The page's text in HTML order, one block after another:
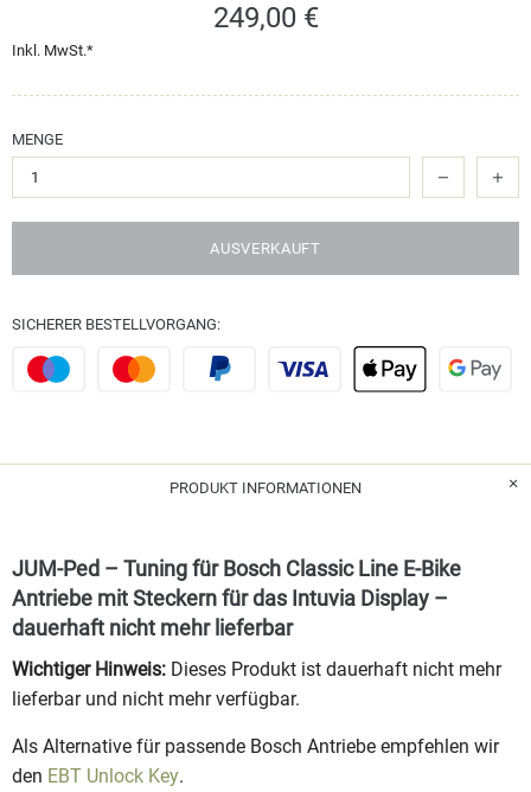
249,00 €
Inkl. MwSt.*
MENGE
AUSVERKAUFT
SICHERER BESTELLVORGANG:
PRODUKT INFORMATIONEN
JUM-Ped – Tuning für Bosch Classic Line E-Bike
Antriebe mit Steckern für das Intuvia Display –
dauerhaft nicht mehr lieferbar
Wichtiger Hinweis: Dieses Produkt ist dauerhaft nicht mehr
lieferbar und nicht mehr verfügbar.
Als Alternative für passende Bosch Antriebe empfehlen wir
den EBT Unlock Key.